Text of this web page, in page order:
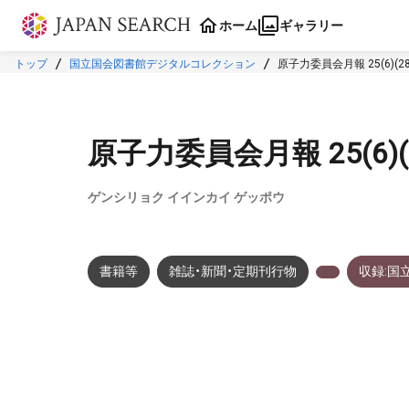
本文に飛ぶ
ホーム ギャラリー
トップ 国立国会図書館デジタルコレクション 原子力委員会月報
原子力委員会月報
ゲンシリョク イインカイ ゲッポウ
書籍等 雑誌・新聞・定期刊行物 収録:国